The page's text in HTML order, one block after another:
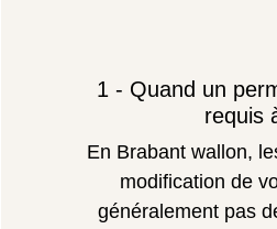
1 - Quand un
requis
En Brabant wallon,
modification de
généralement pas